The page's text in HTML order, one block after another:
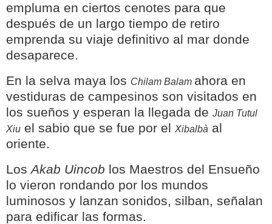
empluma en ciertos cenotes para que
después de un largo tiempo de retiro
emprenda su viaje definitivo al mar donde
desaparece.
En la selva maya los Chilam Balam ahora en
vestiduras de campesinos son visitados en
los sueños y esperan la llegada de Juan Tutul
Xiu el sabio que se fue por el Xibalbà al
oriente.
LosAkab Uincob los Maestros del Ensueño
lo vieron rondando por los mundos
luminosos y lanzan sonidos, silban, señalan
para edificar las formas.